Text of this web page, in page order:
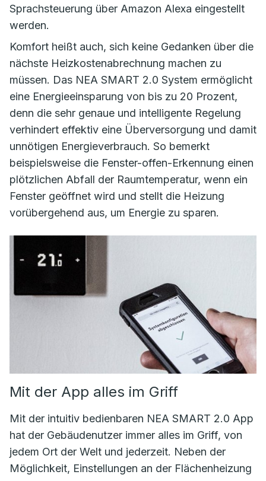
Sprachsteuerung über Amazon Alexa eingestellt
werden.
Komfort heißt auch, sich keine Gedanken über die
nächste Heizkostenabrechnung machen zu
müssen. Das NEA SMART 2.0 System ermöglicht
eine Energieeinsparung von bis zu 20 Prozent,
denn die sehr genaue und intelligente Regelung
verhindert effektiv eine Überversorgung und damit
unnötigen Energieverbrauch. So bemerkt
beispielsweise die Fenster-offen-Erkennung einen
plötzlichen Abfall der Raumtemperatur, wenn ein
Fenster geöffnet wird und stellt die Heizung
vorübergehend aus, um Energie zu sparen.
Mit der App alles im Griff
Mit der intuitiv bedienbaren NEA SMART 2.0 App
hat der Gebäudenutzer immer alles im Griff, von
jedem Ort der Welt und jederzeit. Neben der
Möglichkeit, Einstellungen an der Flächenheizung